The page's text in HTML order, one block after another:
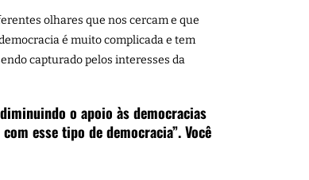
olhares que nos cercam e que
é muito complicada e tem
capturado pelos interesses da
o apoio às democracias
esse tipo de democracia”. Você